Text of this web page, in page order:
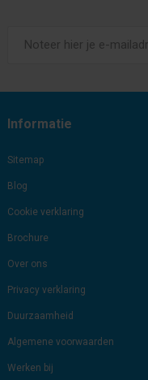
Informatie
Sitemap
Blog
Cookie verklaring
Brochure
Over ons
Privacy verklaring
Duurzaamheid
Algemene voorwaarden
Werken bij